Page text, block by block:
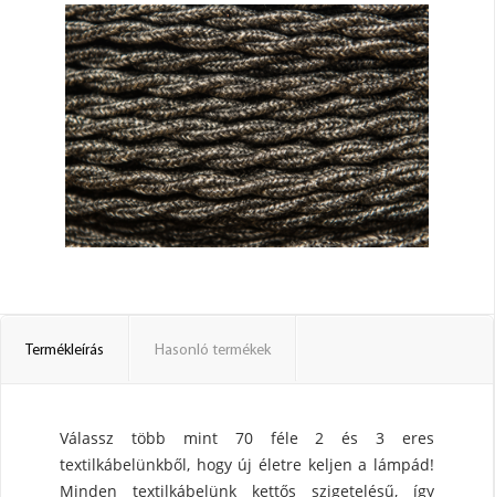
Termékleírás Hasonló termékek
Válassz több mint 70 féle 2 és 3 eres
textilkábelünkből, hogy új életre keljen a lámpád!
Minden textilkábelünk kettős szigetelésű, így